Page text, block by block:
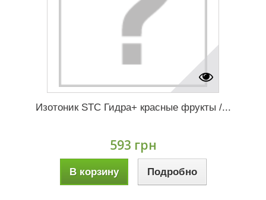
Изотоник STC Гидра+ красные фрукты /...
593 грн
В корзину Подробно